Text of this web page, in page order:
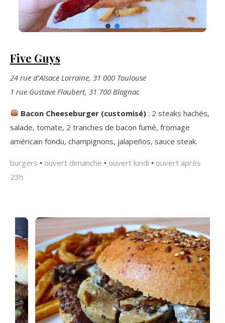
Five Guys
24 rue d’Alsace Lorraine, 31 000 Toulouse
1 rue Gustave Flaubert, 31 700 Blagnac
Bacon Cheeseburger (customisé): 2 steaks hachés,
salade, tomate, 2 tranches de bacon fumé, fromage
américain fondu, champignons, jalapeños, sauce steak.
burgers • ouvert dimanche • ouvert lundi • ouvert après
23h